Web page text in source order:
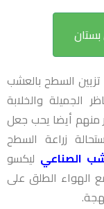
تزيين السطح بالعشب
الجميلة والخلابة
منهم أيضا يحب جعل
زراعة السطح
الصناعي ليكسو
الهواء الطلق على